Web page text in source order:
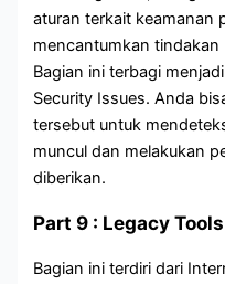
aturan terkait keamanan
mencantumkan tindakan
Bagian ini terbagi
Security Issues. Anda
tersebut untuk
muncul dan melakukan
diberikan.
Part 9 : Legacy
Bagian ini terdiri dari